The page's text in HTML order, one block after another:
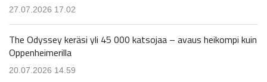
27.07.2026 17.02
The Odyssey keräsi yli 45 000 katsojaa – avaus heikompi kuin
Oppenheimerilla
20.07.2026 14.59